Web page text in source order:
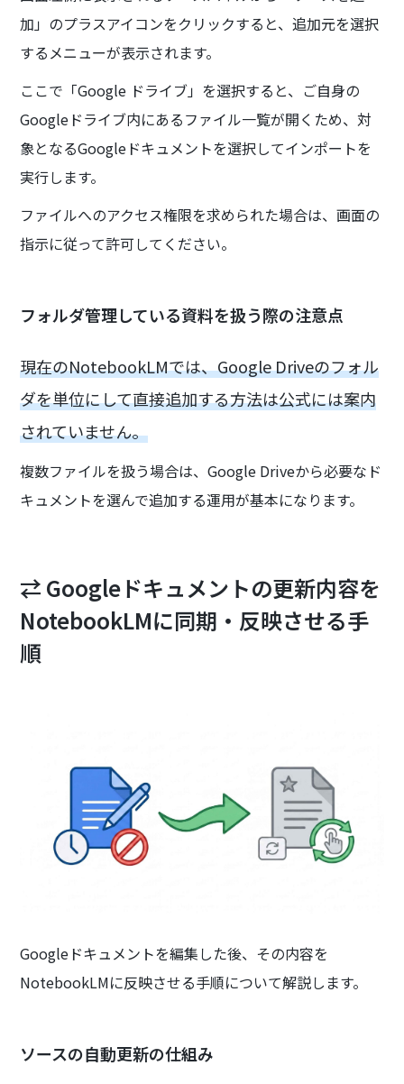
加」のプラスアイコンをクリックすると、追加元を選択
するメニューが表示されます。
ここで「Google ドライブ」を選択すると、ご自身の
Googleドライブ内にあるファイル一覧が開くため、対
象となるGoogleドキュメントを選択してインポートを
実行します。
ファイルへのアクセス権限を求められた場合は、画面の
指示に従って許可してください。
フォルダ管理している資料を扱う際の注意点
現在のNotebookLMでは、Google Driveのフォル
ダを単位にして直接追加する方法は公式には案内
されていません。
複数ファイルを扱う場合は、Google Driveから必要なド
キュメントを選んで追加する運用が基本になります。
⇄ Googleドキュメントの更新内容を
NotebookLMに同期・反映させる手
順
Googleドキュメントを編集した後、その内容を
NotebookLMに反映させる手順について解説します。
ソースの自動更新の仕組み